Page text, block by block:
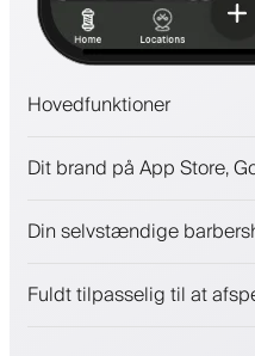
Hovedfunktioner
Betalinger,
Engager kunder
Dit brand på App Store,
Din selvstændige
Fuldt tilpasselig til at